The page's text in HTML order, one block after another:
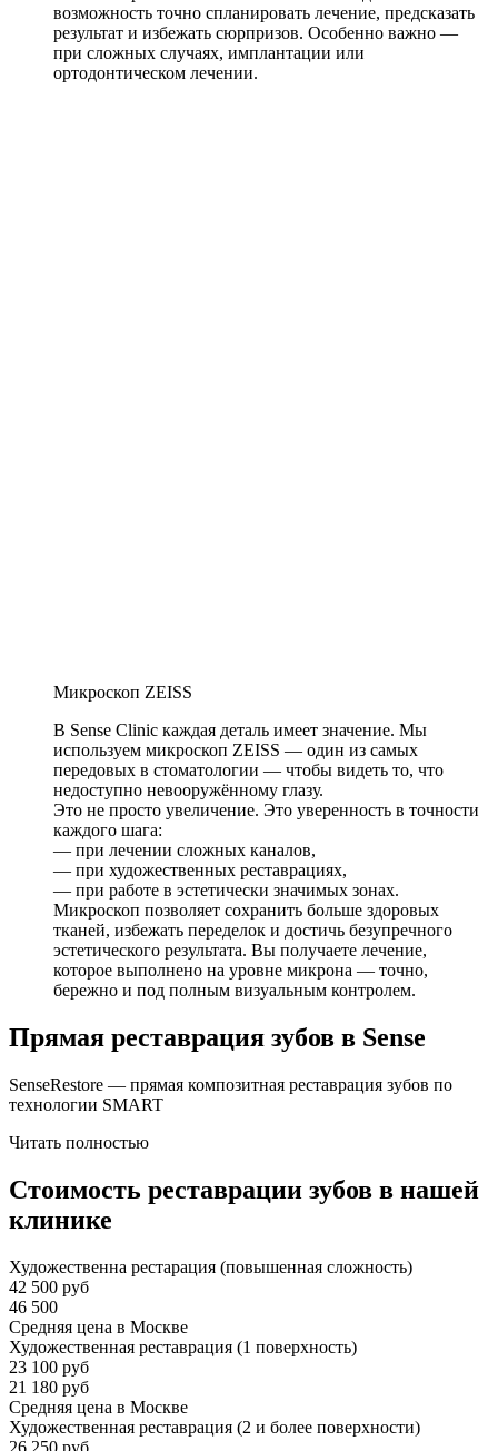
возможность точно спланировать лечение, предсказать
результат и избежать сюрпризов. Особенно важно —
при сложных случаях, имплантации или
ортодонтическом лечении.
Микроскоп ZEISS
В Sense Clinic каждая деталь имеет значение. Мы
используем микроскоп ZEISS — один из самых
передовых в стоматологии — чтобы видеть то, что
недоступно невооружённому глазу.
Это не просто увеличение. Это уверенность в точности
каждого шага:
— при лечении сложных каналов,
— при художественных реставрациях,
— при работе в эстетически значимых зонах.
Микроскоп позволяет сохранить больше здоровых
тканей, избежать переделок и достичь безупречного
эстетического результата. Вы получаете лечение,
которое выполнено на уровне микрона — точно,
бережно и под полным визуальным контролем.
Прямая реставрация зубов в Sense
SenseRestore — прямая композитная реставрация зубов по
технологии SMART
Читать полностью
Стоимость реставрации зубов в нашей
клинике
Художественна рестарация (повышенная сложность)
42 500 руб
46 500
Средняя цена в Москве
Художественная реставрация (1 поверхность)
23 100 руб
21 180 руб
Средняя цена в Москве
Художественная реставрация (2 и более поверхности)
26 250 руб